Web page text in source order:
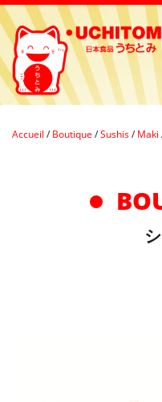
Accueil /Boutique /Sushis/Maki